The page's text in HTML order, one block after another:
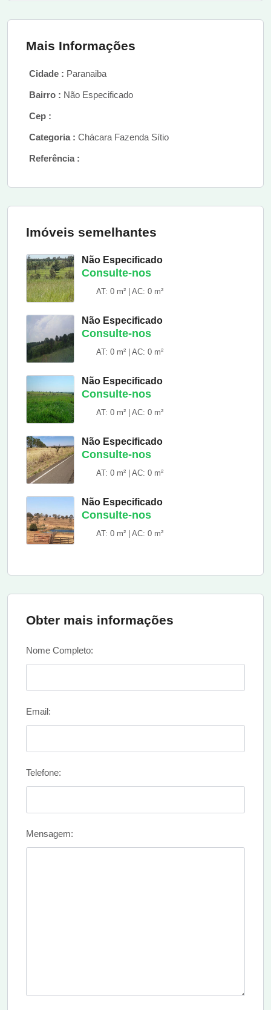
Mais Informações
Cidade : Paranaiba
Bairro : Não Especificado
Cep :
Categoria : Chácara Fazenda Sítio
Referência :
Imóveis semelhantes
Não Especificado
Consulte-nos
AT: 0 m² | AC: 0 m²
Não Especificado
Consulte-nos
AT: 0 m² | AC: 0 m²
Não Especificado
Consulte-nos
AT: 0 m² | AC: 0 m²
Não Especificado
Consulte-nos
AT: 0 m² | AC: 0 m²
Não Especificado
Consulte-nos
AT: 0 m² | AC: 0 m²
Obter mais informações
Nome Completo:
Email:
Telefone:
Mensagem: